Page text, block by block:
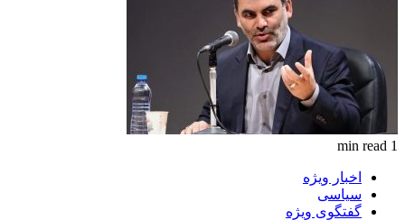
1 min read
اخبار ویژه
سیاسی
گفتگوی ویژه